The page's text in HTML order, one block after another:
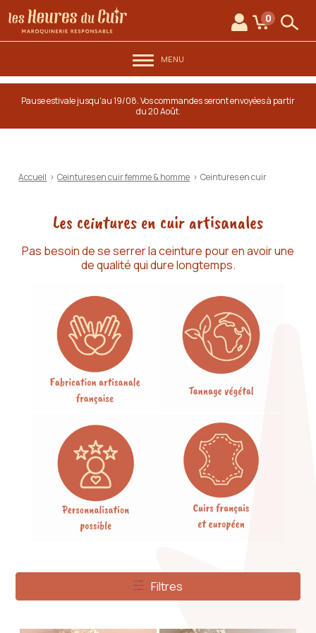
Les Heures du Cuir
MENU
Mon compte
0
Mon
Pause estivale jusqu'au 19/08. Vos commandes seront envoyées à partir
du 20 Août.
Accueil > Ceintures en cuir femme & homme > Ceintures en cuir
Les ceintures en cuir artisanales
Pas besoin de se serrer la ceinture pour en avoir une
de qualité qui dure longtemps.
Filtres
Filtres